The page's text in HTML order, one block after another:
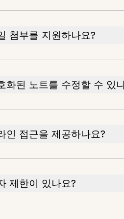
첨부를 지원하나요?
화된 노트를 수정할 수 있
인 접근을 제공하나요?
제한이 있나요?